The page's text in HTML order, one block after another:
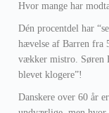
Hvor mange har
Dén procentdel har
hævelse af Barren
vækker mistro. Søren
blevet klogere”!
Danskere over 60 år